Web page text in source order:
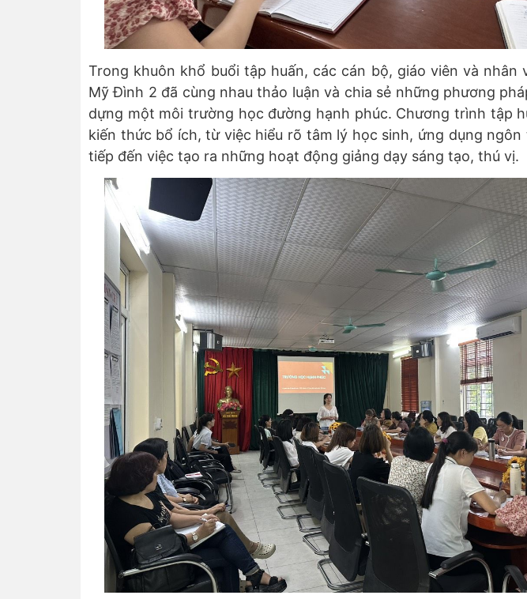
Trong khuôn khổ buổi tập huấn, các cán bộ, giáo viên và nhân
Mỹ Đình 2 đã cùng nhau thảo luận và chia sẻ những phương
dựng một môi trường học đường hạnh phúc. Chương trình tập
kiến thức bổ ích, từ việc hiểu rõ tâm lý học sinh, ứng dụng
tiếp đến việc tạo ra những hoạt động giảng dạy sáng tạo, thú vị.